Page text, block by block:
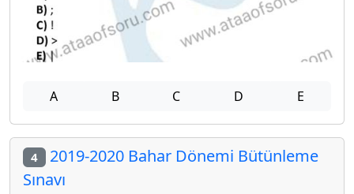
A B C D E
4 2019-2020 Bahar Dönemi Bütünleme
Sınavı